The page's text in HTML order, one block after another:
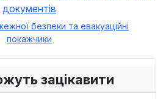
документів
безпеки та евакуаційні
покажчики
зацікавити